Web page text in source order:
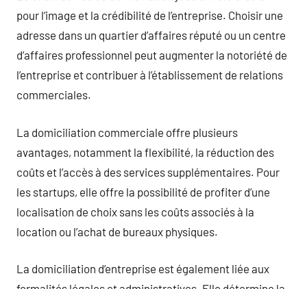
pour l’image et la crédibilité de l’entreprise. Choisir une
adresse dans un quartier d’affaires réputé ou un centre
d’affaires professionnel peut augmenter la notoriété de
l’entreprise et contribuer à l’établissement de relations
commerciales.
La domiciliation commerciale offre plusieurs
avantages, notamment la flexibilité, la réduction des
coûts et l’accès à des services supplémentaires. Pour
les startups, elle offre la possibilité de profiter d’une
localisation de choix sans les coûts associés à la
location ou l’achat de bureaux physiques.
La domiciliation d’entreprise est également liée aux